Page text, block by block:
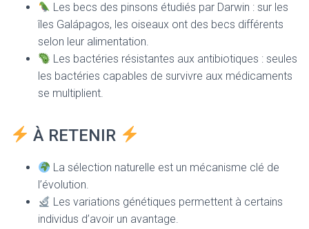
Les becs des pinsons étudiés par Darwin : sur les
îles Galápagos, les oiseaux ont des becs différents
selon leur alimentation.
Les bactéries résistantes aux antibiotiques : seules
les bactéries capables de survivre aux médicaments
se multiplient.
À RETENIR
La sélection naturelle est un mécanisme clé de
l’évolution.
Les variations génétiques permettent à certains
individus d’avoir un avantage.